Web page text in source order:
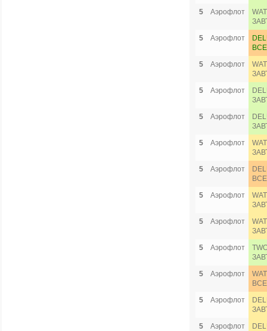
5
Аэрофлот
5
Аэрофлот
5
Аэрофлот
5
Аэрофлот
5
Аэрофлот
5
Аэрофлот
5
Аэрофлот
5
Аэрофлот
5
Аэрофлот
5
Аэрофлот
5
Аэрофлот
5
Аэрофлот
5
Аэрофлот